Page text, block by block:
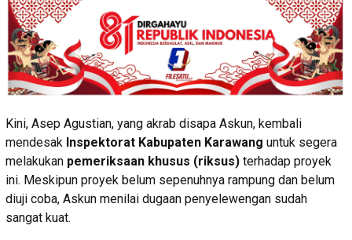
Kini, Asep Agustian, yang akrab disapa Askun, kembali
mendesak Inspektorat Kabupaten Karawang untuk segera
melakukan pemeriksaan khusus (riksus) terhadap proyek
ini. Meskipun proyek belum sepenuhnya rampung dan belum
diuji coba, Askun menilai dugaan penyelewengan sudah
sangat kuat.